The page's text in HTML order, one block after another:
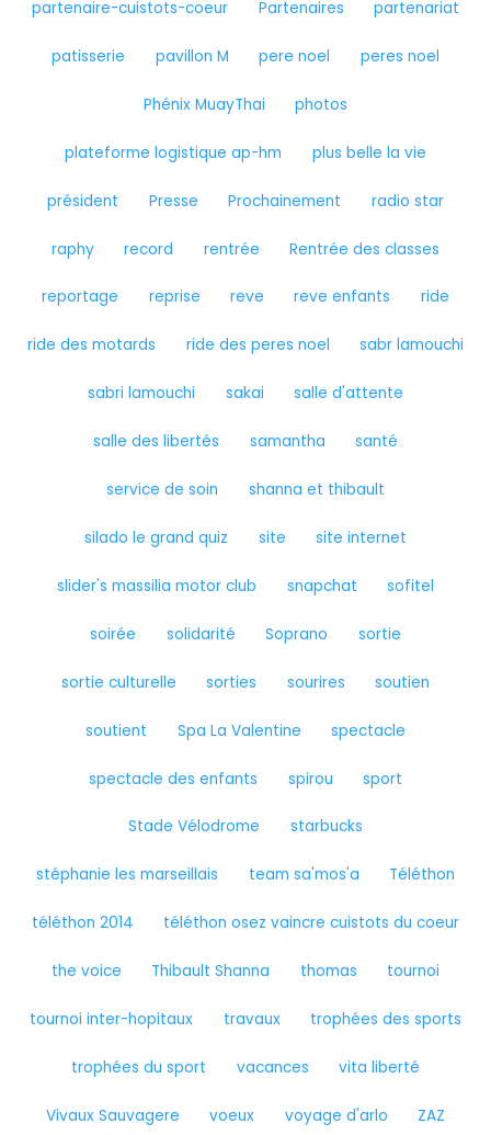
partenaire-cuistots-coeur Partenaires partenariat
patisserie pavillon M pere noel peres noel
Phénix MuayThai photos
plateforme logistique ap-hm plus belle la vie
président Presse Prochainement radio star
raphy record rentrée Rentrée des classes
reportage reprise reve reve enfants ride
ride des motards ride des peres noel sabr lamouchi
sabri lamouchi sakai salle d'attente
salle des libertés samantha santé
service de soin shanna et thibault
silado le grand quiz site site internet
slider's massilia motor club snapchat sofitel
soirée solidarité Soprano sortie
sortie culturelle sorties sourires soutien
soutient Spa La Valentine spectacle
spectacle des enfants spirou sport
Stade Vélodrome starbucks
stéphanie les marseillais team sa'mos'a Téléthon
téléthon 2014 téléthon osez vaincre cuistots du coeur
the voice Thibault Shanna thomas tournoi
tournoi inter-hopitaux travaux trophées des sports
trophées du sport vacances vita liberté
Vivaux Sauvagere voeux voyage d'arlo ZAZ